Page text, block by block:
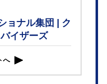
ョナル集団 | ク
イザーズ
へ